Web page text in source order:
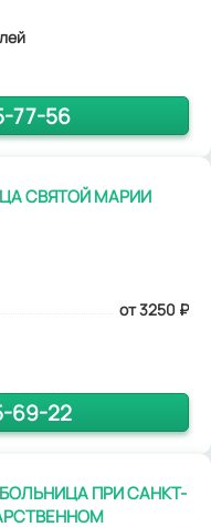
77-56
СВЯТОЙ МАРИИ
от 3250 ₽
69-22
ПРИ САНКТ-